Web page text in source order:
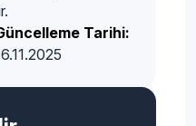
Tarihi: